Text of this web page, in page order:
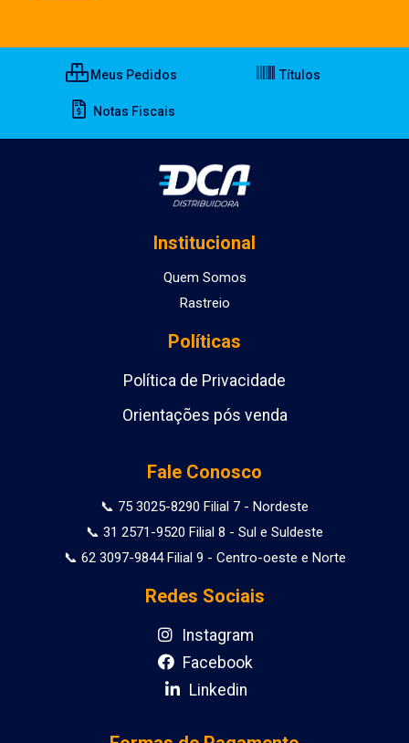
Meus Pedidos Títulos
Notas Fiscais
Institucional
Quem Somos
Rastreio
Políticas
Política de Privacidade
Orientações pós venda
Fale Conosco
📞 75 3025-8290 Filial 7 - Nordeste
📞 31 2571-9520 Filial 8 - Sul e Suldeste
📞 62 3097-9844 Filial 9 - Centro-oeste e Norte
Redes Sociais
Instagram
Facebook
Linkedin